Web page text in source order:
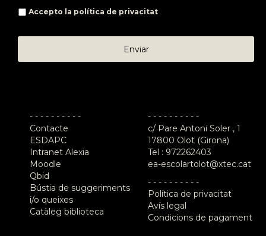
Accepto la política de privacitat
- - - - - - - - - -
Contacte
ESDAPC
Intranet Alexia
Moodle
Qbid
Bústia de suggeriments
i/o queixes
Catàleg biblioteca
- - - - - - - - - -
c/ Pare Antoni Soler , 1
17800 Olot (Girona)
Tel : 972262403
ea-escolartolot@xtec.cat
- - - - - - - - - -
Política de privacitat
Avís legal
Condicions de pagament